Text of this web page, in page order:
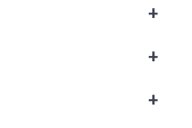
+
+
+